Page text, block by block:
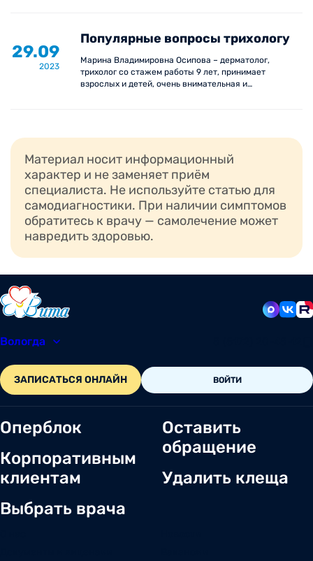
29.09
2023
Популярные вопросы трихологу
Марина Владимировна Осипова – дерматолог,
трихолог со стажем работы 9 лет, принимает
взрослых и детей, очень внимательная и
Материал носит информационный
характер и не заменяет приём
специалиста. Не используйте статью для
самодиагностики. При наличии симптомов
обратитесь к врачу — самолечение может
навредить здоровью.
Вологда
ЗАПИСАТЬСЯ ОНЛАЙН ВОЙТИ
Оперблок
Корпоративным
клиентам
Выбрать врача
Оставить
обращение
Удалить клеща